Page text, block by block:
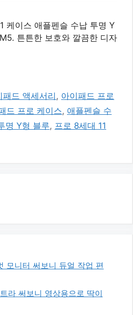
케이스 애플펜슬 수납 투명 Y
튼튼한 보호와 깔끔한 디자
패드 액세서리 , 아이패드 프로
드 프로 케이스, 애플펜슬 수
명 Y형 블루, 프로 8세대 11
모니터 써보니 듀얼 작업 편
라 써보니 영상용으로 딱이